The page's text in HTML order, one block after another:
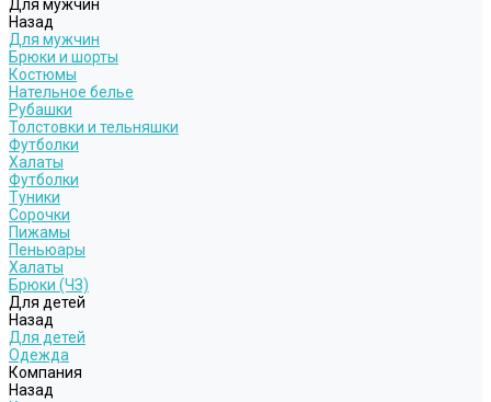
Для мужчин
Назад
Для мужчин
Брюки и шорты
Костюмы
Нательное белье
Рубашки
Толстовки и тельняшки
Футболки
Халаты
Футболки
Туники
Сорочки
Пижамы
Пеньюары
Халаты
Брюки (ЧЗ)
Для детей
Назад
Для детей
Одежда
Компания
Назад